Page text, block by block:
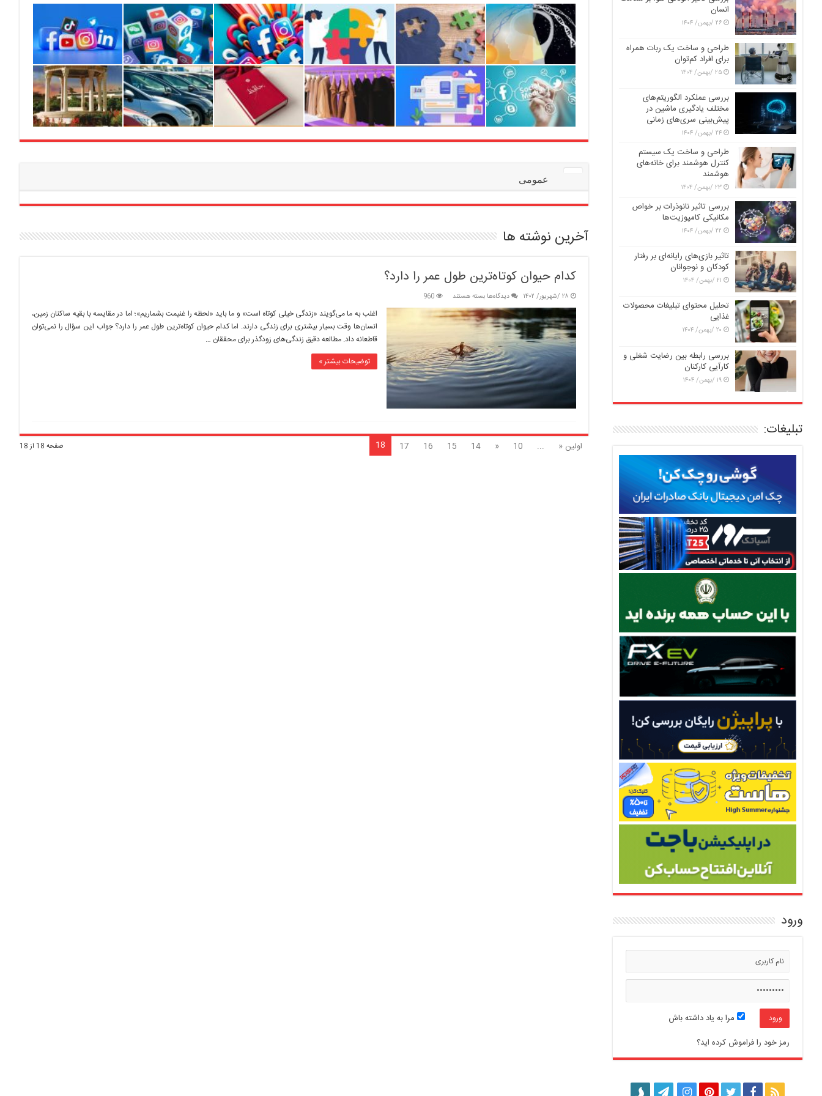
عمومی
آخرین نوشته ها
کدام حیوان کوتاه‌ترین طول عمر را دارد؟
۲۸ /شهریور/ ۱۴۰۲ دیدگاه‌ها برای
کدام
حیوان
کوتاه‌ترین
عمر
را
دارد؟
بسته هستند 960
اغلب به ما می‌گویند «زندگی خیلی کوتاه است» و ما باید «لحظه را غنیمت بشماریم»؛ اما در مقایسه با بقیه ساکنان زمین،
انسان‌ها وقت بسیار بیشتری برای زندگی دارند. اما کدام حیوان کوتاه‌ترین طول عمر را دارد؟ جواب این سؤال را نمی‌توان
قاطعانه داد. مطالعه دقیق زندگی‌های زودگذر برای محققان …
توضیحات بیشتر »
صفحه 18 از 18 اولین « ...
10
«
14
15
16
17
18
انسان
۲۶ /بهمن/ ۱۴۰۴
طراحی و ساخت یک ربات همراه
برای افراد کم‌توان
۲۵ /بهمن/ ۱۴۰۴
بررسی عملکرد الگوریتم‌های
مختلف یادگیری ماشین در
پیش‌بینی سری‌های زمانی
۲۴ /بهمن/ ۱۴۰۴
طراحی و ساخت یک سیستم
کنترل هوشمند برای خانه‌های
هوشمند
۲۳ /بهمن/ ۱۴۰۴
بررسی تاثیر نانوذرات بر خواص
مکانیکی کامپوزیت‌ها
۲۲ /بهمن/ ۱۴۰۴
تاثیر بازی‌های رایانه‌ای بر رفتار
کودکان و نوجوانان
۲۱ /بهمن/ ۱۴۰۴
تحلیل محتوای تبلیغات محصولات
غذایی
۲۰ /بهمن/ ۱۴۰۴
بررسی رابطه بین رضایت شغلی و
کارآیی کارکنان
۱۹ /بهمن/ ۱۴۰۴
تبلیغات:
ورود
مرا به یاد داشته باش
رمز خود را فراموش کرده اید؟